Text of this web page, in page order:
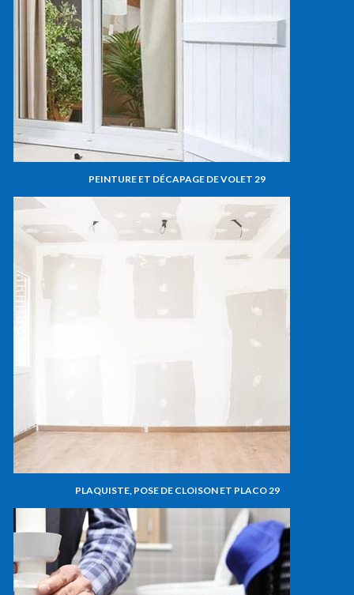
PEINTURE ET DÉCAPAGE DE VOLET 29
PLAQUISTE, POSE DE CLOISON ET PLACO 29